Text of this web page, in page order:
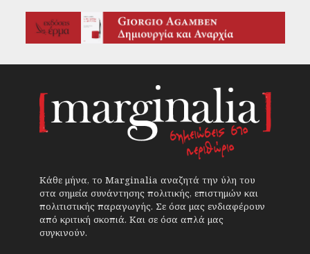
Κάθε μήνα, το Marginalia αναζητά την ύλη του
στα σημεία συνάντησης πολιτικής, επιστημών και
πολιτιστικής παραγωγής. Σε όσα μας ενδιαφέρουν
από κριτική σκοπιά. Και σε όσα απλά μας
συγκινούν.